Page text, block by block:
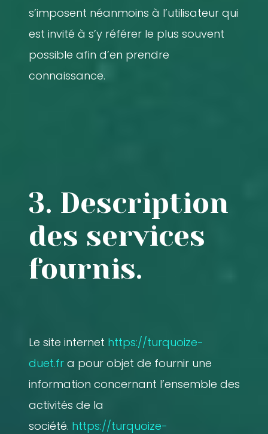
s’imposent néanmoins à l’utilisateur qui
est invité à s’y référer le plus souvent
possible afin d’en prendre
connaissance.
3. Description
des services
fournis.
Le site internet https://turquoize-
duet.fra pour objet de fournir une
information concernant l’ensemble des
activités de la
société. https://turquoize-